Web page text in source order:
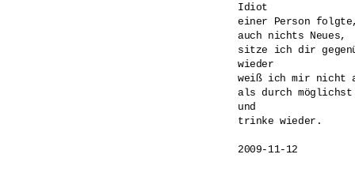
Idiot
einer Person
auch nichts Neues,
sitze ich dir
wieder
weiß ich mir nicht
als durch
und
trinke wieder.